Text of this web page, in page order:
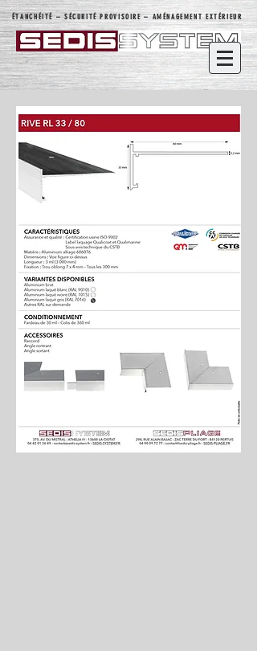
ÉTANCHÉITÉ – SÉCURITÉ PROVISOIRE – AMÉNAGEMENT EXTÉRIEUR